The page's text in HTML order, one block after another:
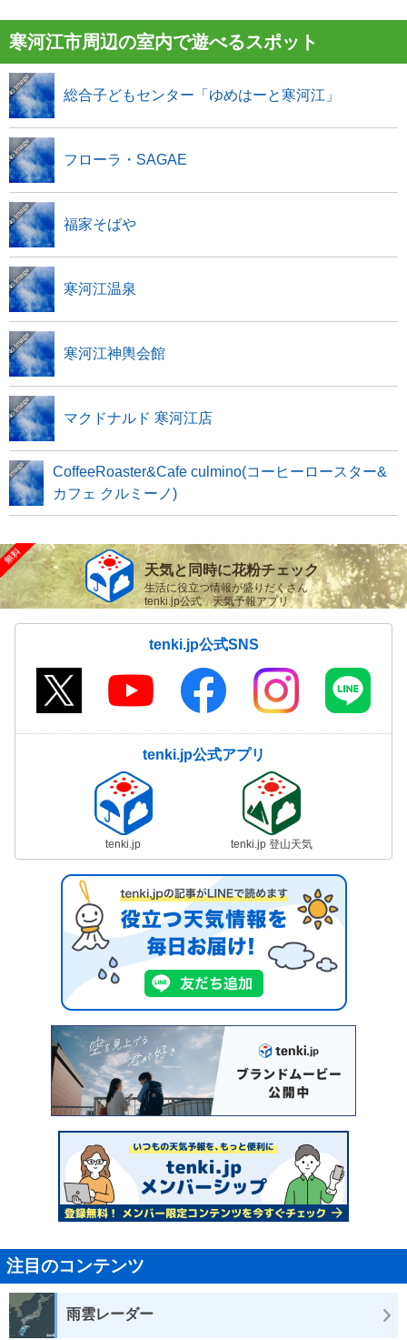
寒河江市周辺の室内で遊べるスポット
総合子どもセンター「ゆめはーと寒河江」
フローラ・SAGAE
福家そばや
寒河江温泉
寒河江神輿会館
マクドナルド 寒河江店
CoffeeRoaster&Cafe culmino(コーヒーロースター&
カフェ クルミーノ)
天気と同時に花粉チェック
生活に役立つ情報が盛りだくさん
tenki.jp公式 天気予報アプリ
tenki.jp公式SNS
tenki.jp公式アプリ
tenki.jp tenki.jp 登山天気
注目のコンテンツ
雨雲レーダー